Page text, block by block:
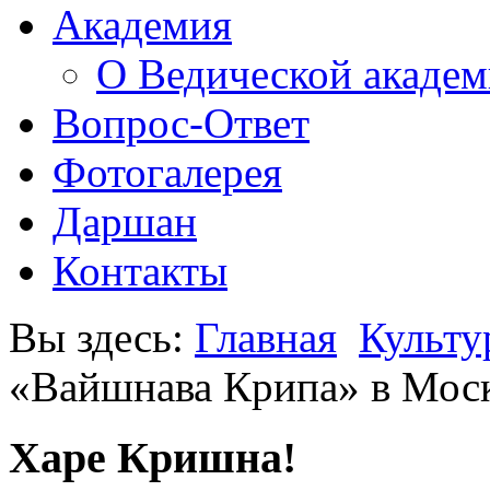
Академия
О Ведической
Вопрос-Ответ
Фотогалерея
Даршан
Контакты
Вы здесь: Главная
«Вайшнава Крипа» в
Харе Кришна!